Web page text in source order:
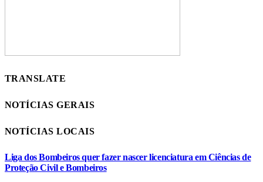
TRANSLATE
NOTÍCIAS GERAIS
NOTÍCIAS LOCAIS
Liga dos Bombeiros quer fazer nascer licenciatura em Ciências de
Proteção Civil e Bombeiros